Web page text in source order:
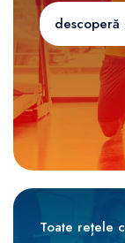
descoperă
Toate rețele